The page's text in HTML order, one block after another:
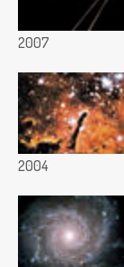
2007
2004